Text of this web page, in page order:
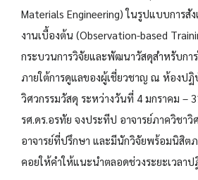
Materials Engineering) ในรูปแบบการสั
งานเบื้องต้น (Observation-based
กระบวนการวิจัยและพัฒนาวัสดุสำหรับกา
ภายใต้การดูแลของผู้เชี่ยวชาญ ณ ห้องปฏิ
วิศวกรรมวัสดุ ระหว่างวันที่ 4 มกราคม –
รศ.ดร.อรทัย จงประทีป อาจารย์ภาควิชาวิ
อาจารย์ที่ปรึกษา และมีนักวิจัยพร้อมนิสิต
คอยให้คำให้แนะนำตลอดช่วงระยะเวลา